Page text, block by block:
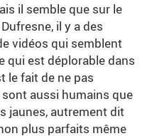
il semble que sur le
il y a des
vidéos qui semblent
qui est déplorable dans
le fait de ne pas
aussi humains que
jaunes, autrement dit
plus parfaits même